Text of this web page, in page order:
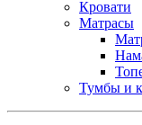
Кровати
Матрасы
Тумбы и